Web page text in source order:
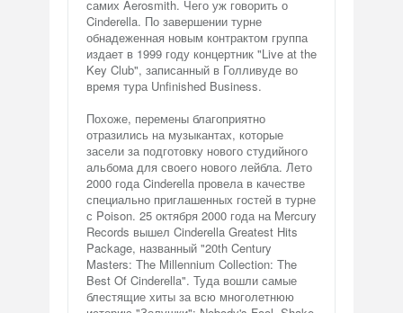
самих Aerosmith. Чего уж говорить о
Cinderella. По завершении турне
обнадеженная новым контрактом группа
издает в 1999 году концертник "Live at the
Key Club", записанный в Голливуде во
время тура Unfinished Business.
Похоже, перемены благоприятно
отразились на музыкантах, которые
засели за подготовку нового студийного
альбома для своего нового лейбла. Лето
2000 года Cinderella провела в качестве
специально приглашенных гостей в турне
с Poison. 25 октября 2000 года на Mercury
Records вышел Cinderella Greatest Hits
Package, названный "20th Century
Masters: The Millennium Collection: The
Best Of Cinderella". Туда вошли самые
блестящие хиты за всю многолетнюю